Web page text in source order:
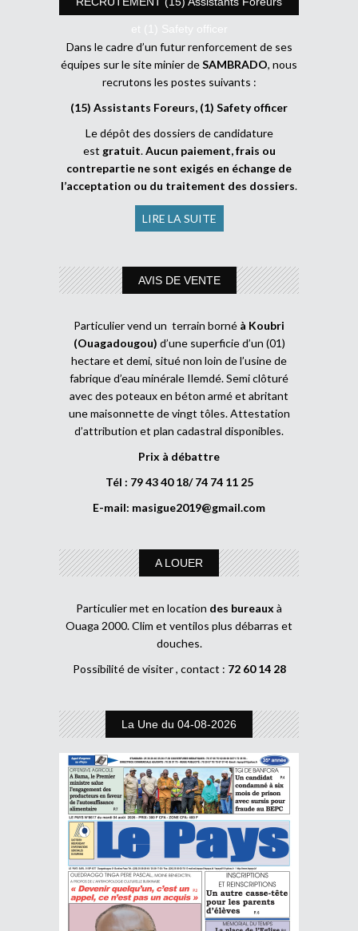
et (1) Safety officer
Dans le cadre d’un futur renforcement de ses
équipes sur le site minier deSAMBRADO, nous
recrutons les postes suivants :
(15) Assistants Foreurs, (1) Safety officer
Le dépôt des dossiers de candidature
est gratuit.Aucun paiement, frais ou
contrepartie ne sont exigés en échange de
l’acceptation ou du traitement des dossiers.
LIRE LA SUITE
AVIS DE VENTE
Particulier vend un terrain borné à Koubri
(Ouagadougou) d’une superficie d’un (01)
hectare et demi, situé non loin de l’usine de
fabrique d’eau minérale Ilemdé. Semi clôturé
avec des poteaux en béton armé et abritant
une maisonnette de vingt tôles. Attestation
d’attribution et plan cadastral disponibles.
Prix à débattre
Tél : 79 43 40 18/ 74 74 11 25
E-mail: masigue2019@gmail.com
A LOUER
Particulier met en location des bureaux à
Ouaga 2000. Clim et ventilos plus débarras et
douches.
Possibilité de visiter , contact : 72 60 14 28
La Une du 04-08-2026